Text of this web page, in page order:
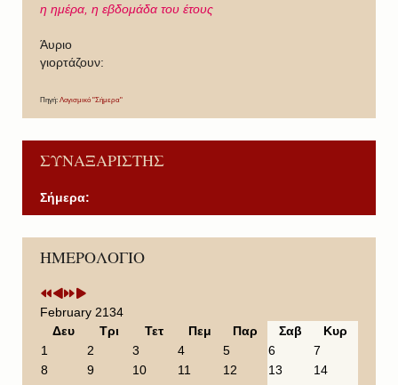
η ημέρα, η εβδομάδα του έτους
Άυριο
γιορτάζουν:
Πηγή: Λογισμικό "Σήμερα"
ΣΥΝΑΞΑΡΙΣΤΗΣ
Σήμερα:
ΗΜΕΡΟΛΟΓΙΟ
P
r
v
i
u
P
r
v
i
o
N
e
t
Y
e
N
e
t
M
February 2134
Δευ
Τρι Τετ Πεμ Παρ Σαβ
Κυρ
1
2 3 4 5 6
7
8
9 10 11 12 13
14